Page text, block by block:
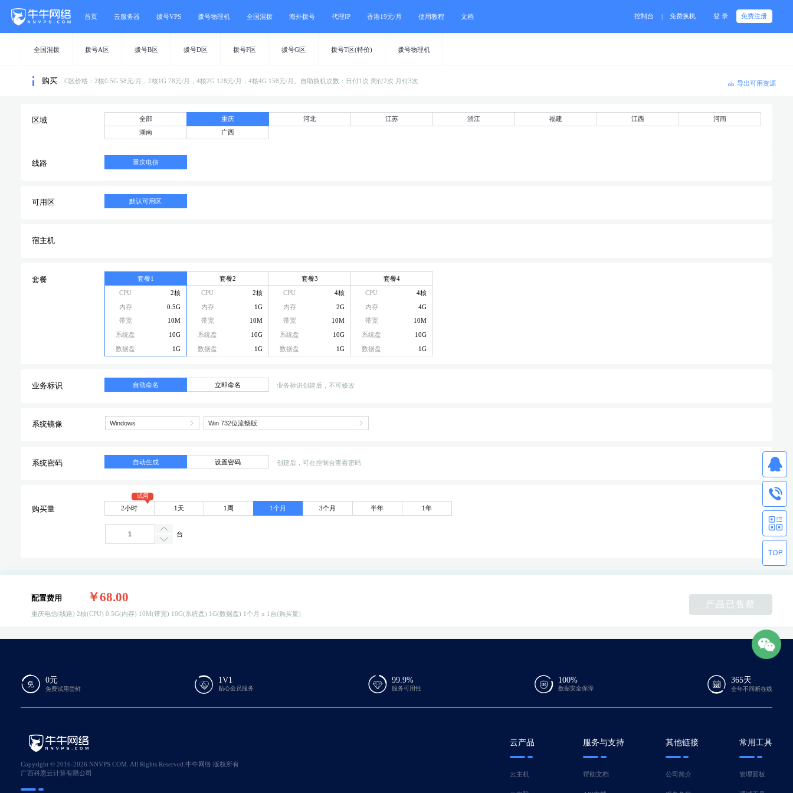
首页 云服务器 拨号VPS 拨号物理机 全国混拨 海外拨号 代理IP 香港19元/月 使用教程 文档 控制台 | 免费换机 登 录 免费注册
全国混拨 拨号A区 拨号B区 拨号D区 拨号F区 拨号G区 拨号T区(特价) 拨号物理机
购买 C区价格：2核0.5G 58元/月，2核1G 78元/月，4核2G 128元/月，4核4G 158元/月。自助换机次数：日付1次 周付2次 月付3次 导出可用资源
区域 全部 重庆 河北 江苏 浙江 福建 江西
河南
湖南
广西
线路 重庆电信
可用区 默认可用区
宿主机
套餐 套餐1
CPU
2核
内存
0.5G
带宽
10M
系统盘
10G
数据盘
1G
套餐2
CPU
2核
内存
1G
带宽
10M
系统盘
10G
数据盘
1G
套餐3
CPU
4核
内存
2G
带宽
10M
系统盘
10G
数据盘
1G
套餐4
CPU
4核
内存
4G
带宽
10M
系统盘
10G
数据盘
1G
业务标识 自动命名 立即命名 业务标识创建后，不可修改
系统镜像
系统密码 自动生成 设置密码 创建后，可在控制台查看密码
购买量 2小时
试用
1天 1周 1个月 3个月 半年 1年
台
配置费用 ￥68.00
重庆电信(线路) 2核(CPU) 0.5G(内存) 10M(带宽) 10G(系统盘) 1G(数据盘) 1个月 x 1台(购买量)
产品已售罄
0元
免费试用尝鲜
1V1
贴心会员服务
99.9%
服务可用性
100%
数据安全保障
365天
全年不间断在线
Copyright © 2016-2026 NNVPS.COM. All Rights Reserved.牛牛网络 版权所有
广西科恩云计算有限公司
云产品
云主机
服务与支持
帮助文档
其他链接
公司简介
常用工具
管理面板